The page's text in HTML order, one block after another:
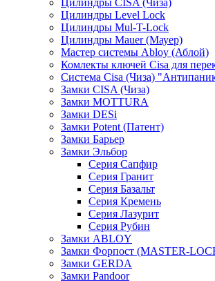
Цилиндры Level Lock
Цилиндры Mul-T-Lock
Цилиндры Mauer (Мауер)
Мастер системы Abloy (Аблой)
Комлекты ключей Cisa для
Система Cisa (Чиза)
Замки CISA (Чиза)
Замки MOTTURA
Замки DESi
Замки Potent (Патент)
Замки Барьер
Замки Эльбор
Серия Сапфир
Серия Гранит
Серия Базальт
Серия Кремень
Серия Лазурит
Серия Рубин
Замки ABLOY
Замки Форпост (MASTER-
Замки GERDA
Замки Pandoor